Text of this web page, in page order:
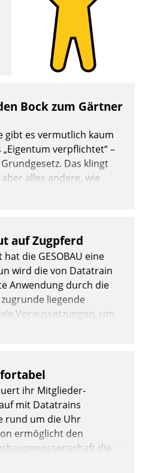
Bock zum Gärtner
gibt es vermutlich kaum
verpflichtet“ –
Das klingt
alles andere, wie
Denn mit der
auf Zugpferd
die GESOBAU eine
wird die von Datatrain
Anwendung durch die
liegende
Voraussetzungen, um
erweitern und weitere
ihr Mitglieder-
mit Datatrains
rund um die Uhr
ermöglicht den
die
Tablet oder PC.